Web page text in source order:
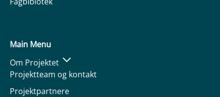
Main Menu
Om Projektet
Projektteam og kontakt
Projektpartnere